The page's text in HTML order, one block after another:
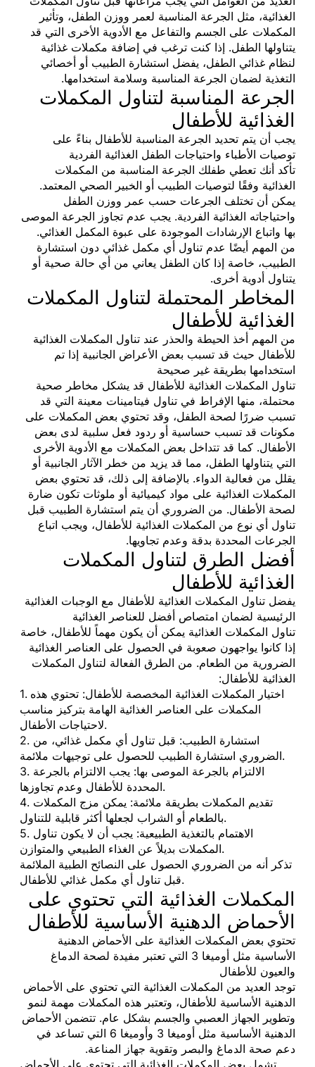
الغذائية، مثل الجرعة المناسبة لعمر ووزن الطفل، وتأثير
المكملات على الجسم والتفاعل مع الأدوية الأخرى التي قد
يتناولها الطفل. إذا كنت ترغب في إضافة مكملات غذائية
لنظام غذائي الطفل، يفضل استشارة الطبيب أو أخصائي
التغذية لضمان الجرعة المناسبة وسلامة استخدامها.
الجرعة المناسبة لتناول المكملات
الغذائية للأطفال
يجب أن يتم تحديد الجرعة المناسبة للأطفال بناءً على
توصيات الأطباء واحتياجات الطفل الغذائية الفردية
تأكد أنك تعطي طفلك الجرعة المناسبة من المكملات
الغذائية وفقًا لتوصيات الطبيب أو الخبير الصحي المعتمد.
يمكن أن تختلف الجرعات حسب عمر ووزن الطفل
واحتياجاته الغذائية الفردية. يجب عدم تجاوز الجرعة الموصى
بها واتباع الإرشادات الموجودة على عبوة المكمل الغذائي.
من المهم أيضًا عدم تناول أي مكمل غذائي دون استشارة
الطبيب، خاصة إذا كان الطفل يعاني من أي حالة صحية أو
يتناول أدوية أخرى.
المخاطر المحتملة لتناول المكملات
الغذائية للأطفال
من المهم أخذ الحيطة والحذر عند تناول المكملات الغذائية
للأطفال حيث قد تسبب بعض الأعراض الجانبية إذا تم
استخدامها بطريقة غير صحيحة
تناول المكملات الغذائية للأطفال قد يشكل مخاطر صحية
محتملة، منها الإفراط في تناول فيتامينات معينة التي قد
تسبب ضررًا لصحة الطفل، وقد تحتوي بعض المكملات على
مكونات قد تسبب حساسية أو ردود فعل سلبية لدى بعض
الأطفال. كما قد تتداخل بعض المكملات مع الأدوية الأخرى
التي يتناولها الطفل، مما قد يزيد من خطر الآثار الجانبية أو
يقلل من فعالية الدواء. بالإضافة إلى ذلك، قد تحتوي بعض
المكملات الغذائية على مواد كيميائية أو ملوثات تكون ضارة
لصحة الأطفال. من الضروري أن يتم استشارة الطبيب قبل
تناول أي نوع من المكملات الغذائية للأطفال، ويجب اتباع
الجرعات المحددة بدقة وعدم تجاويها.
أفضل الطرق لتناول المكملات
الغذائية للأطفال
يفضل تناول المكملات الغذائية للأطفال مع الوجبات الغذائية
الرئيسية لضمان امتصاص أفضل للعناصر الغذائية
تناول المكملات الغذائية يمكن أن يكون مهماً للأطفال، خاصة
إذا كانوا يواجهون صعوبة في الحصول على العناصر الغذائية
الضرورية من الطعام. من الطرق الفعالة لتناول المكملات
الغذائية للأطفال:
1. اختيار المكملات الغذائية المخصصة للأطفال: تحتوي هذه
المكملات على العناصر الغذائية الهامة بتركيز مناسب
لاحتياجات الأطفال.
2. استشارة الطبيب: قبل تناول أي مكمل غذائي، من
الضروري استشارة الطبيب للحصول على توجيهات ملائمة.
3. الالتزام بالجرعة الموصى بها: يجب الالتزام بالجرعة
المحددة للأطفال وعدم تجاوزها.
4. تقديم المكملات بطريقة ملائمة: يمكن مزج المكملات
بالطعام أو الشراب لجعلها أكثر قابلية للتناول.
5. الاهتمام بالتغذية الطبيعية: يجب أن لا يكون تناول
المكملات بديلاً عن الغذاء الطبيعي والمتوازن.
تذكر أنه من الضروري الحصول على النصائح الطبية الملائمة
قبل تناول أي مكمل غذائي للأطفال.
المكملات الغذائية التي تحتوي على
الأحماض الدهنية الأساسية للأطفال
تحتوي بعض المكملات الغذائية على الأحماض الدهنية
الأساسية مثل أوميغا 3 التي تعتبر مفيدة لصحة الدماغ
والعيون للأطفال
توجد العديد من المكملات الغذائية التي تحتوي على الأحماض
الدهنية الأساسية للأطفال، وتعتبر هذه المكملات مهمة لنمو
وتطوير الجهاز العصبي والجسم بشكل عام. تتضمن الأحماض
الدهنية الأساسية مثل أوميغا 3 وأوميغا 6 التي تساعد في
دعم صحة الدماغ والبصر وتقوية جهاز المناعة.
تشمل بعض المكملات الغذائية التي تحتوي على الأحماض